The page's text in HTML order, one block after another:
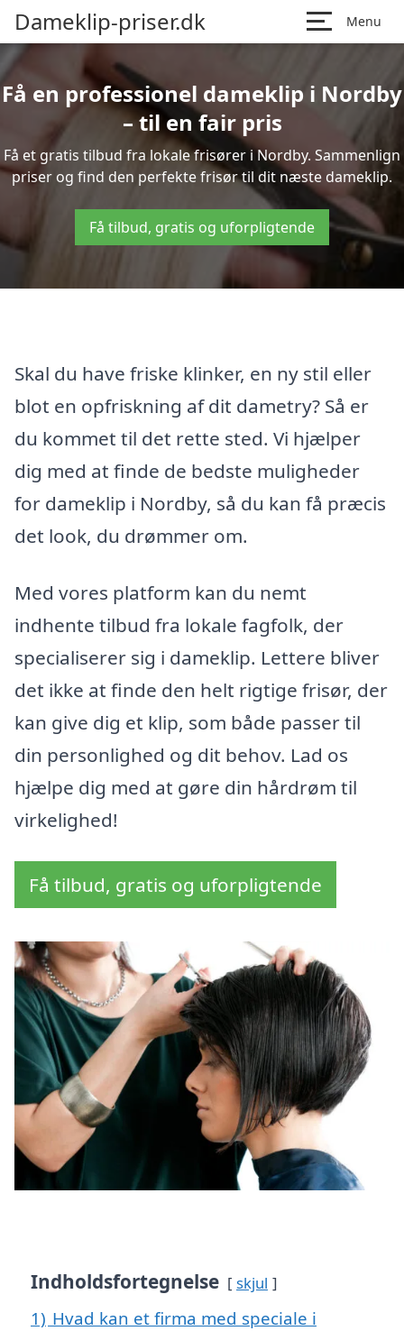
Dameklip-priser.dk Menu
Få en professionel dameklip i Nordby
– til en fair pris
Få et gratis tilbud fra lokale frisører i Nordby. Sammenlign
priser og find den perfekte frisør til dit næste dameklip.
Få tilbud, gratis og uforpligtende
Skal du have friske klinker, en ny stil eller
blot en opfriskning af dit dametry? Så er
du kommet til det rette sted. Vi hjælper
dig med at finde de bedste muligheder
for dameklip i Nordby, så du kan få præcis
det look, du drømmer om.
Med vores platform kan du nemt
indhente tilbud fra lokale fagfolk, der
specialiserer sig i dameklip. Lettere bliver
det ikke at finde den helt rigtige frisør, der
kan give dig et klip, som både passer til
din personlighed og dit behov. Lad os
hjælpe dig med at gøre din hårdrøm til
virkelighed!
Få tilbud, gratis og uforpligtende
Indholdsfortegnelse skjul
1) Hvad kan et firma med speciale i